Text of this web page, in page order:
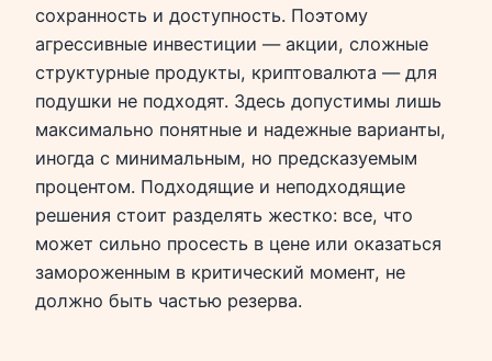
сохранность и доступность. Поэтому
агрессивные инвестиции — акции, сложные
структурные продукты, криптовалюта — для
подушки не подходят. Здесь допустимы лишь
максимально понятные и надежные варианты,
иногда с минимальным, но предсказуемым
процентом. Подходящие и неподходящие
решения стоит разделять жестко: все, что
может сильно просесть в цене или оказаться
замороженным в критический момент, не
должно быть частью резерва.